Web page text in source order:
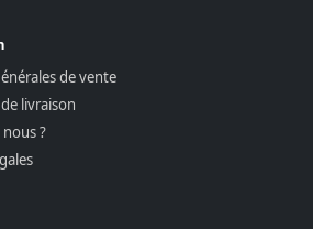
de vente
livraison
?